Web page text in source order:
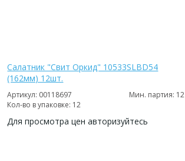
Салатник "Свит Оркид" 10533SLBD54
(162мм) 12шт.
Артикул: 00118697
Мин. партия: 12
Кол-во в упаковке: 12
Для просмотра цен авторизуйтесь